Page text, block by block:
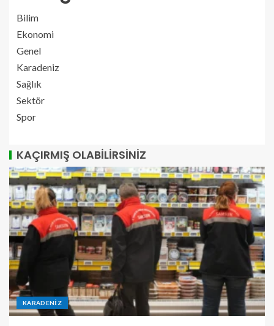
Bilim
Ekonomi
Genel
Karadeniz
Sağlık
Sektör
Spor
KAÇIRMIŞ OLABILIRSINIZ
KARADENIZ